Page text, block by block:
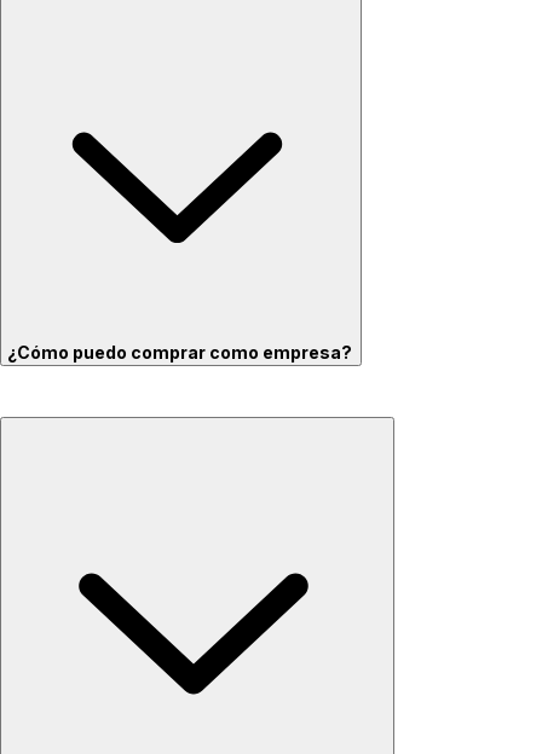
¿Cómo puedo comprar como empresa?